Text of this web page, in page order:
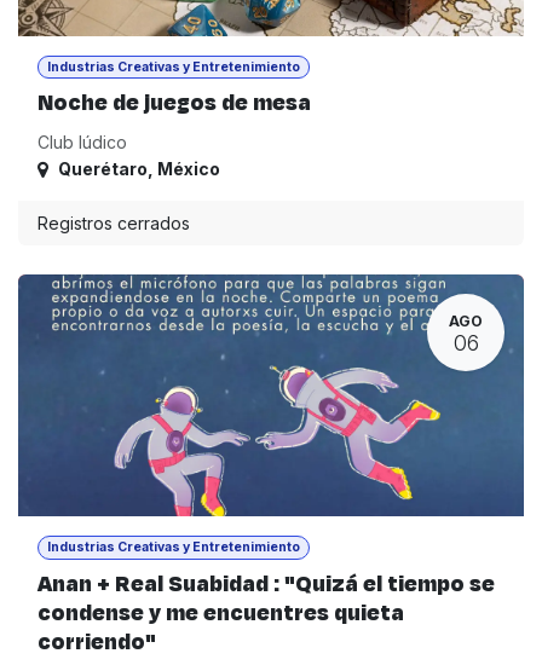
Industrias Creativas y Entretenimiento
Noche de juegos de mesa
Club lúdico
Querétaro México
Registros cerrados
AGO
06
Industrias Creativas y Entretenimiento
Anan + Real Suabidad : "Quizá el tiempo se
condense y me encuentres quieta
corriendo"